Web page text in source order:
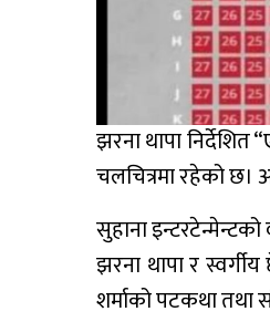
झरना थापा
चलचित्रमा रहेको छ।
सुहाना
झरना थापा र
शर्माको पटकथा तथा